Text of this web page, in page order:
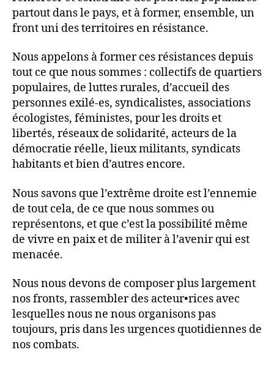
partout dans le pays, et à former, ensemble, un
front uni des territoires en résistance.
Nous appelons à former ces résistances depuis
tout ce que nous sommes : collectifs de quartiers
populaires, de luttes rurales, d’accueil des
personnes exilé-es, syndicalistes, associations
écologistes, féministes, pour les droits et
libertés, réseaux de solidarité, acteurs de la
démocratie réelle, lieux militants, syndicats
habitants et bien d’autres encore.
Nous savons que l’extrême droite est l’ennemie
de tout cela, de ce que nous sommes ou
représentons, et que c’est la possibilité même
de vivre en paix et de militer à l’avenir qui est
menacée.
Nous nous devons de composer plus largement
nos fronts, rassembler des acteur•rices avec
lesquelles nous ne nous organisons pas
toujours, pris dans les urgences quotidiennes de
nos combats.